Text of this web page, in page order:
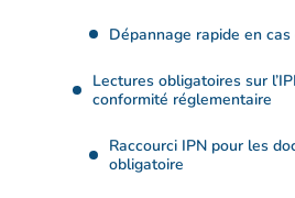
Dépannage rapide en
Lectures obligatoires sur
conformité réglementaire
Raccourci IPN pour les
obligatoire